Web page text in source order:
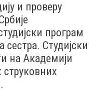
и проверу
програм
Студијски
на Академији
струковних